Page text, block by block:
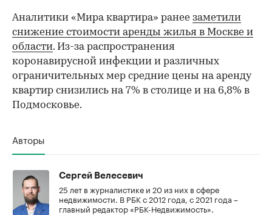
Аналитики «Мира квартира» ранее заметили
снижение стоимости аренды жилья в Москве и
области. Из-за распространения
коронавирусной инфекции и различных
ограничительных мер средние цены на аренду
квартир снизились на 7% в столице и на 6,8% в
Подмосковье.
Авторы
Сергей Велесевич
25 лет в журналистике и 20 из них в сфере
недвижимости. В РБК с 2012 года, с 2021 года –
главный редактор «РБК-Недвижимость».